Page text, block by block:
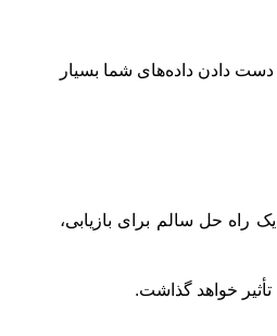
دادن داده‌های شما بسیار
حل سالم برای بازیابی،
خواهد گذاشت.